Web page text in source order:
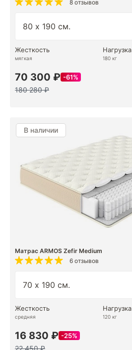
8 отзывов
Жесткость
мягкая
Нагрузка
180 кг
70 300 ₽ 61%
180 280 ₽
В наличии
Матрас ARMOS Zefir Medium
6 отзывов
Жесткость
средняя
Нагрузка
120 кг
16 830 ₽ 25%
22 450 ₽